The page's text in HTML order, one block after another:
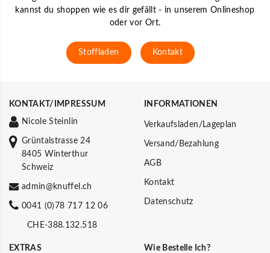
kannst du shoppen wie es dir gefällt - in unserem Onlineshop
oder vor Ort.
Stoffladen Kontakt
KONTAKT/IMPRESSUM
Nicole Steinlin
Grüntalstrasse 24
8405 Winterthur
Schweiz
admin@knuffel.ch
0041 (0)78 717 12 06
CHE-388.132.518
INFORMATIONEN
Verkaufsladen/Lageplan
Versand/Bezahlung
AGB
Kontakt
Datenschutz
EXTRAS Wie Bestelle Ich?